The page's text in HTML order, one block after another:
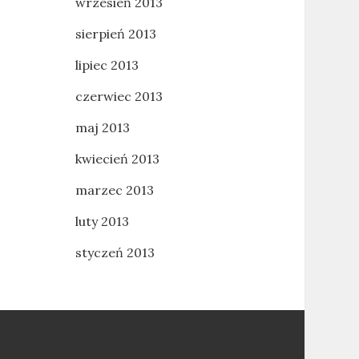
sierpień 2013
lipiec 2013
czerwiec 2013
maj 2013
kwiecień 2013
marzec 2013
luty 2013
styczeń 2013